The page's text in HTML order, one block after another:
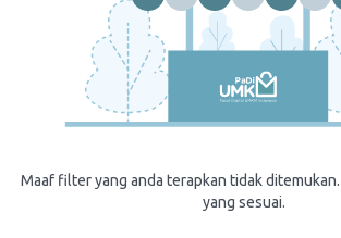
Maaf filter yang anda terapkan tidak
yang sesuai.